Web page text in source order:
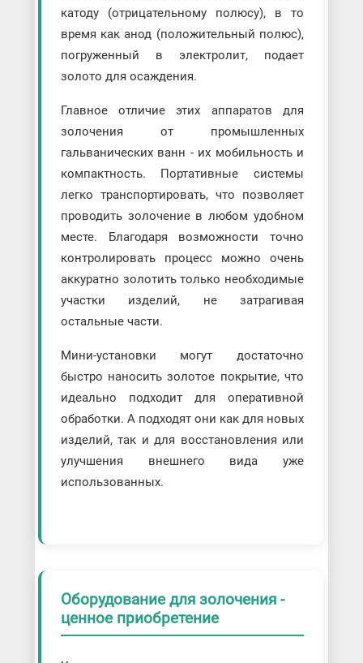
катоду (отрицательному полюсу), в то
время как анод (положительный полюс),
погруженный в электролит, подает
золото для осаждения.
Главное отличие этих аппаратов для
золочения от промышленных
гальванических ванн - их мобильность и
компактность. Портативные системы
легко транспортировать, что позволяет
проводить золочение в любом удобном
месте. Благодаря возможности точно
контролировать процесс можно очень
аккуратно золотить только необходимые
участки изделий, не затрагивая
остальные части.
Мини-установки могут достаточно
быстро наносить золотое покрытие, что
идеально подходит для оперативной
обработки. А подходят они как для новых
изделий, так и для восстановления или
улучшения внешнего вида уже
использованных.
Оборудование для золочения -
ценное приобретение